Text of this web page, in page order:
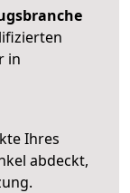
in
Ihres
abdeckt,